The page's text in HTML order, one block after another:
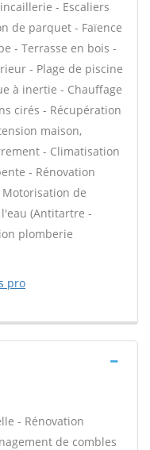
- Escaliers
de parquet - Faïence
- Terrasse en bois -
- Plage de piscine
à inertie - Chauffage
cirés - Récupération
maison,
- Climatisation
- Rénovation
de
(Antitartre -
plomberie
pro
- Rénovation
de combles